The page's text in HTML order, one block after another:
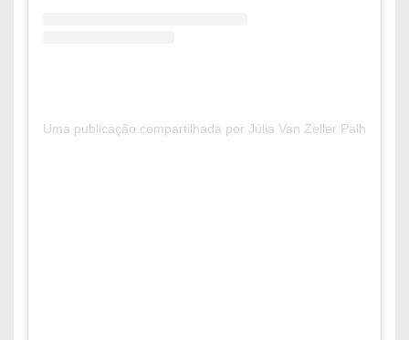
Uma publicação compartilhada por Júlia Van Zeller Palha